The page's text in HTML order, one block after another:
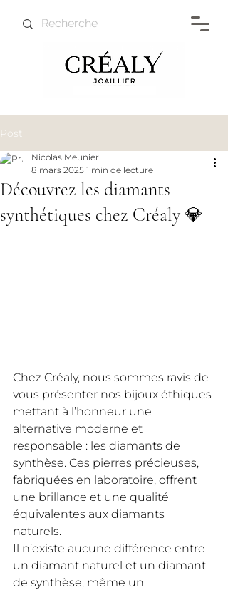
Post
​​Découvrez les diamants
synthétiques chez Créaly 💎
Nicolas Meunier
8 mars 2025 1 min de lecture
Chez Créaly, nous sommes ravis de
vous présenter nos bijoux éthiques
mettant à l’honneur une
alternative moderne et
responsable : les diamants de
synthèse. Ces pierres précieuses,
fabriquées en laboratoire, offrent
une brillance et une qualité
équivalentes aux diamants
naturels.
Il n’existe aucune différence entre
un diamant naturel et un diamant
de synthèse, même un